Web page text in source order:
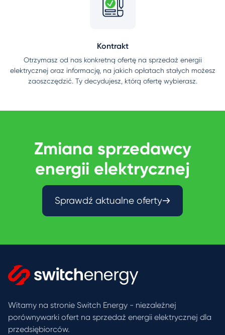
Kontrakt
Otrzymasz od nas konkretną ofertę na sprzedaż energii
elektrycznej oraz informację, na jakich opłatach stałych możesz
zaoszczędzić. Ty decydujesz, którą ofertę wybierasz.
Zmiana sprzedawcy
energii elektrycznej
Sprawdź aktualne oferty
Witamy na stronie Switch Energy - niezależnej
porównywarki ofert na sprzedaż energii elektrycznej dla
przedsiębiorców.